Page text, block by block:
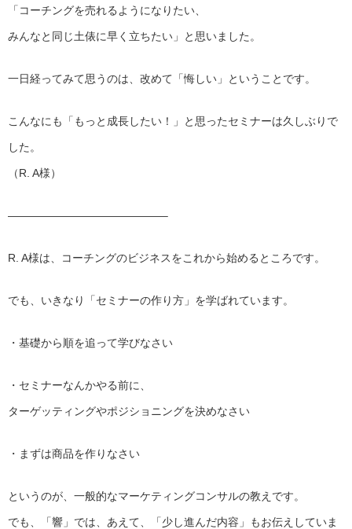
「コーチングを売れるようになりたい、
みんなと同じ土俵に早く立ちたい」と思いました。
一日経ってみて思うのは、改めて「悔しい」ということです。
こんなにも「もっと成長したい！」と思ったセミナーは久しぶりで
した。
（R. A様）
——————————————–
R. A様は、コーチングのビジネスをこれから始めるところです。
でも、いきなり「セミナーの作り方」を学ばれています。
・基礎から順を追って学びなさい
・セミナーなんかやる前に、
ターゲッティングやポジショニングを決めなさい
・まずは商品を作りなさい
というのが、一般的なマーケティングコンサルの教えです。
でも、「響」では、あえて、「少し進んだ内容」もお伝えしていま